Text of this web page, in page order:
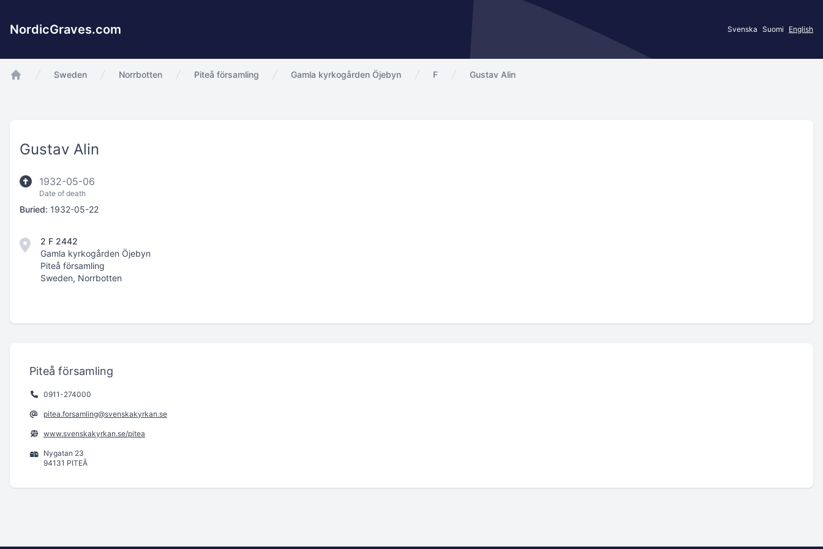
NordicGraves.com Svenska Suomi English
Sweden Norrbotten Piteå församling Gamla kyrkogården Öjebyn F Gustav Alin
Gustav Alin
1932-05-06
Date of death
Buried: 1932-05-22
2 F 2442
Gamla kyrkogården Öjebyn
Piteå församling
Sweden, Norrbotten
Piteå församling
0911-274000
pitea.forsamling@svenskakyrkan.se
www.svenskakyrkan.se/pitea
Nygatan 23
94131 PITEÅ